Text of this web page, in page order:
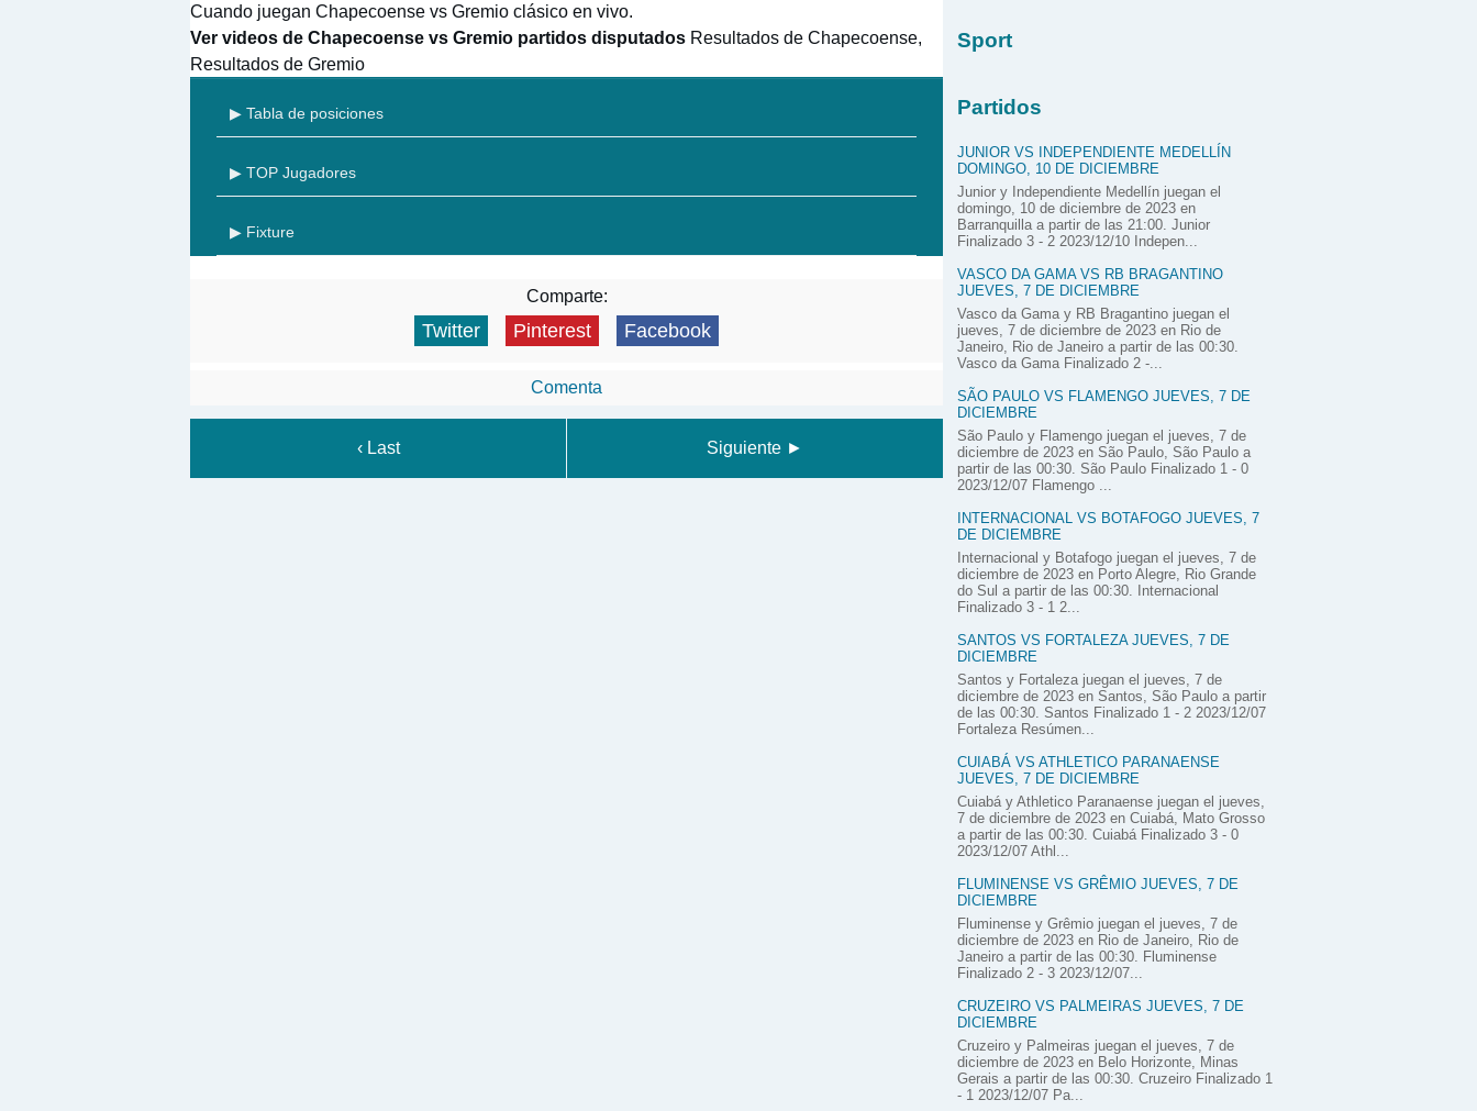
Cuando juegan Chapecoense vs Gremio clásico en vivo.
Ver videos de Chapecoense vs Gremio partidos disputados Resultados de Chapecoense,
Resultados de Gremio
▶ Tabla de posiciones
▶ TOP Jugadores
▶ Fixture
Comparte:
Twitter Pinterest Facebook
Comenta
‹ Last Siguiente ►
Sport
Partidos
JUNIOR VS INDEPENDIENTE MEDELLÍN
DOMINGO, 10 DE DICIEMBRE
Junior y Independiente Medellín juegan el
domingo, 10 de diciembre de 2023 en
Barranquilla a partir de las 21:00. Junior
Finalizado 3 - 2 2023/12/10 Indepen...
VASCO DA GAMA VS RB BRAGANTINO
JUEVES, 7 DE DICIEMBRE
Vasco da Gama y RB Bragantino juegan el
jueves, 7 de diciembre de 2023 en Rio de
Janeiro, Rio de Janeiro a partir de las 00:30.
Vasco da Gama Finalizado 2 -...
SÃO PAULO VS FLAMENGO JUEVES, 7 DE
DICIEMBRE
São Paulo y Flamengo juegan el jueves, 7 de
diciembre de 2023 en São Paulo, São Paulo a
partir de las 00:30. São Paulo Finalizado 1 - 0
2023/12/07 Flamengo ...
INTERNACIONAL VS BOTAFOGO JUEVES, 7
DE DICIEMBRE
Internacional y Botafogo juegan el jueves, 7 de
diciembre de 2023 en Porto Alegre, Rio Grande
do Sul a partir de las 00:30. Internacional
Finalizado 3 - 1 2...
SANTOS VS FORTALEZA JUEVES, 7 DE
DICIEMBRE
Santos y Fortaleza juegan el jueves, 7 de
diciembre de 2023 en Santos, São Paulo a partir
de las 00:30. Santos Finalizado 1 - 2 2023/12/07
Fortaleza Resúmen...
CUIABÁ VS ATHLETICO PARANAENSE
JUEVES, 7 DE DICIEMBRE
Cuiabá y Athletico Paranaense juegan el jueves,
7 de diciembre de 2023 en Cuiabá, Mato Grosso
a partir de las 00:30. Cuiabá Finalizado 3 - 0
2023/12/07 Athl...
FLUMINENSE VS GRÊMIO JUEVES, 7 DE
DICIEMBRE
Fluminense y Grêmio juegan el jueves, 7 de
diciembre de 2023 en Rio de Janeiro, Rio de
Janeiro a partir de las 00:30. Fluminense
Finalizado 2 - 3 2023/12/07...
CRUZEIRO VS PALMEIRAS JUEVES, 7 DE
DICIEMBRE
Cruzeiro y Palmeiras juegan el jueves, 7 de
diciembre de 2023 en Belo Horizonte, Minas
Gerais a partir de las 00:30. Cruzeiro Finalizado 1
- 1 2023/12/07 Pa...